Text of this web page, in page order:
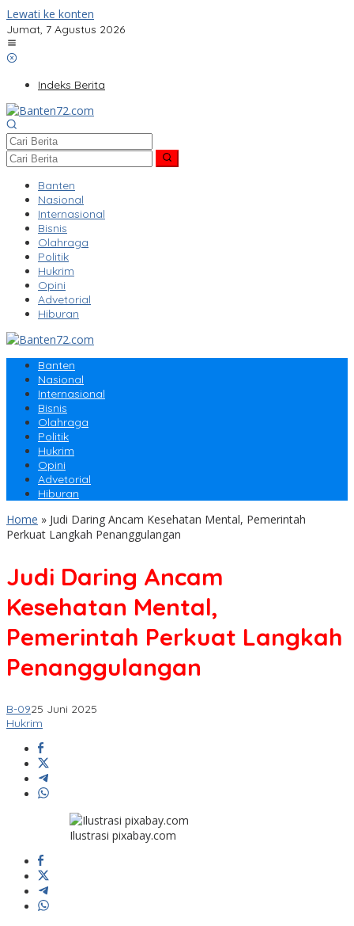
Lewati ke konten
Jumat, 7 Agustus 2026
Indeks Berita
Banten
Nasional
Internasional
Bisnis
Olahraga
Politik
Hukrim
Opini
Advetorial
Hiburan
Banten
Nasional
Internasional
Bisnis
Olahraga
Politik
Hukrim
Opini
Advetorial
Hiburan
Home » Judi Daring Ancam Kesehatan Mental, Pemerintah
Perkuat Langkah Penanggulangan
Judi Daring Ancam
Kesehatan Mental,
Pemerintah Perkuat Langkah
Penanggulangan
B-0925 Juni 2025
Hukrim
Ilustrasi pixabay.com